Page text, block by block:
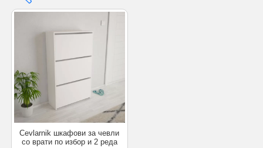
Product categories
Product tags
Cevlarnik шкафови за чевли
со врати по избор и 2 реда